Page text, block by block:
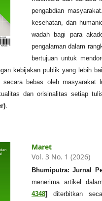
pengabdian
kesehatan, dan
wadah bagi para
pengalaman dalam
bertujuan untuk
kebijakan publik yang lebih
bebas oleh
dan orisinalitas setiap
.
Maret
Vol. 3 No. 1 (2026)
Bhumiputra: Jurnal
menerima artikel
4348]
diterbitkan